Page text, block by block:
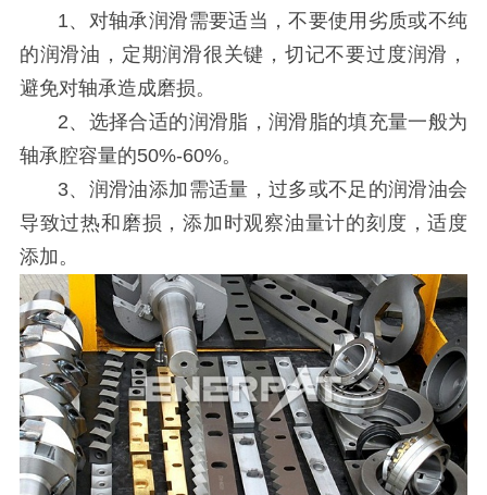
1、对轴承润滑需要适当，不要使用劣质或不纯
的润滑油，定期润滑很关键，切记不要过度润滑，
避免对轴承造成磨损。
2、选择合适的润滑脂，润滑脂的填充量一般为
轴承腔容量的50%-60%。
3、润滑油添加需适量，过多或不足的润滑油会
导致过热和磨损，添加时观察油量计的刻度，适度
添加。